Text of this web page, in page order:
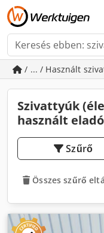
/ ... / Használt
Szivattyúk
használt eladó
Szűrő
Összes szűrő